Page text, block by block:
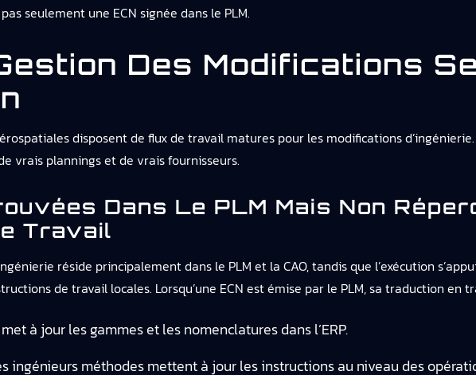
seulement une ECN signée dans le PLM.
Des Modifications
disposent de flux de travail matures pour les modifications
vrais plannings et de vrais fournisseurs.
Dans Le PLM Mais Non
Travail
réside principalement dans le PLM et la CAO, tandis que l’exécution
de travail locales. Lorsqu’une ECN est émise par le PLM, sa traduction
à jour les gammes et les nomenclatures dans l’ERP.
ingénieurs méthodes mettent à jour les instructions au niveau des